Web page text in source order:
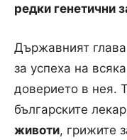
редки генетични
Държавният
за успеха на
доверието в нея.
българските
животи, грижите